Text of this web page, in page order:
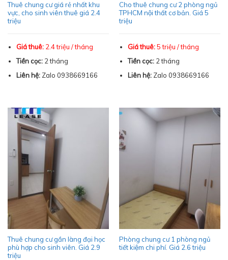
Thuê chung cư giá rẻ nhất khu
vực, cho sinh viên thuê giá 2.4
triệu
Giá thuê:2.4 triệu / tháng
Tiền cọc: 2 tháng
Liên hệ: Zalo 0938669166
Cho thuê chung cư 2 phòng ngủ
TPHCM nội thất cơ bản. Giá 5
triệu
Giá thuê:5 triệu / tháng
Tiền cọc: 2 tháng
Liên hệ: Zalo 0938669166
Thuê chung cư gần làng đại học
phù hợp cho sinh viên. Giá 2.9
triệu
Phòng chung cư 1 phòng ngủ
tiết kiệm chi phí. Giá 2.6 triệu